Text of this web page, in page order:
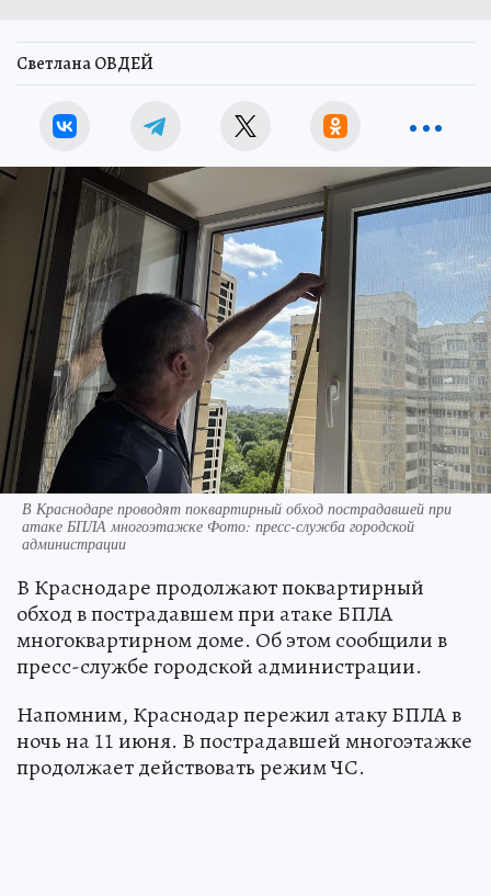
Светлана ОВДЕЙ
В Краснодаре проводят поквартирный обход пострадавшей при
атаке БПЛА многоэтажке Фото: пресс-служба городской
администрации
В Краснодаре продолжают поквартирный
обход в пострадавшем при атаке БПЛА
многоквартирном доме. Об этом сообщили в
пресс-службе городской администрации.
Напомним, Краснодар пережил атаку БПЛА в
ночь на 11 июня. В пострадавшей многоэтажке
продолжает действовать режим ЧС.